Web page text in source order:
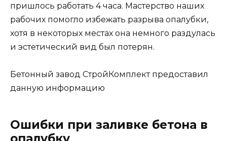
пришлось работать 4 часа. Мастерство наших
рабочих помогло избежать разрыва опалубки,
хотя в некоторых местах она немного раздулась
и эстетический вид был потерян.
Бетонный завод СтройКомплект предоставил
данную информацию
Ошибки при заливке бетона в